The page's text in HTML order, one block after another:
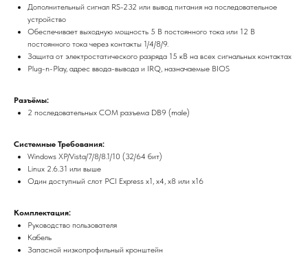
Дополнительный сигнал RS-232 или вывод питания на последовательное
устройство
Обеспечивает выходную мощность 5 В постоянного тока или 12 В
постоянного тока через контакты 1/4/8/9.
Защита от электростатического разряда 15 кВ на всех сигнальных контактах
Plug-n-Play, адрес ввода-вывода и IRQ, назначаемые BIOS
Разъёмы:
2 последовательных COM разъема DB9 (male)
Системные Требования:
Windows XP/Vista/7/8/8.1/10 (32/64 бит)
Linux 2.6.31 или выше
Один доступный слот PCI Express x1, x4, x8 или x16
Комплектация:
Руководство пользователя
Кабель
Запасной низкопрофильный кронштейн